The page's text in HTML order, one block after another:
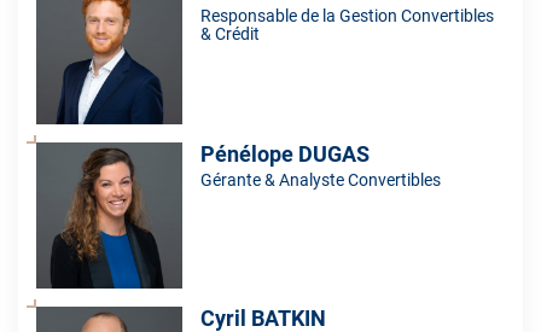
Responsable de la Gestion Convertibles
& Crédit
Pénélope DUGAS
Gérante & Analyste Convertibles
Cyril BATKIN